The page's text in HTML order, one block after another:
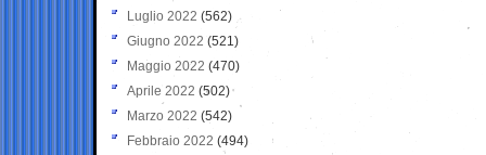
Luglio 2022 (562)
Giugno 2022 (521)
Maggio 2022 (470)
Aprile 2022 (502)
Marzo 2022 (542)
Febbraio 2022 (494)